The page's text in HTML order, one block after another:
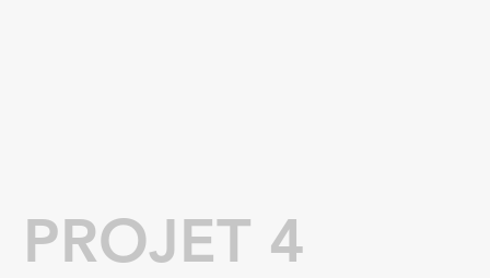
PROJET 4